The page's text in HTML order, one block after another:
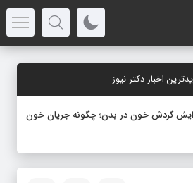
اخبار دکتر نیوز
گردش خون در بدن؛ چگونه جریان خون